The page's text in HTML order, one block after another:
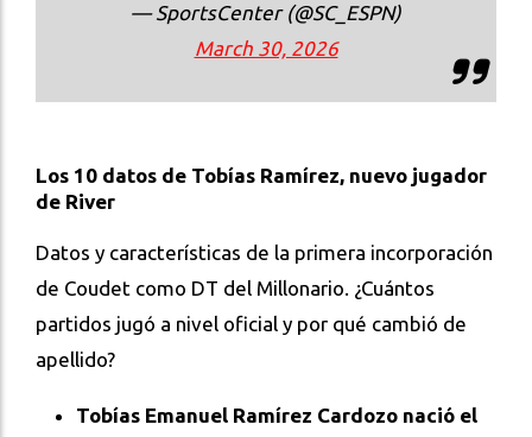
— SportsCenter (@SC_ESPN)
March 30, 2026
Los 10 datos de Tobías Ramírez, nuevo jugador
de River
Datos y características de la primera incorporación
de Coudet como DT del Millonario. ¿Cuántos
partidos jugó a nivel oficial y por qué cambió de
apellido?
Tobías Emanuel Ramírez Cardozo nació el